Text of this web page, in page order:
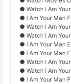
● Watch I Am
● I Am Your Man
● Watch I Am
● Watch I Am
● I Am Your Man
● I Am Your Man
● Watch I Am
● Watch I Am
● I Am Your Man